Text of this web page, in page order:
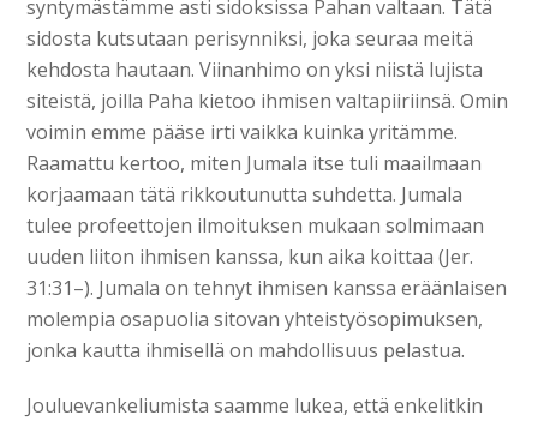
syntymästämme asti sidoksissa Pahan valtaan. Tätä
sidosta kutsutaan perisynniksi, joka seuraa meitä
kehdosta hautaan. Viinanhimo on yksi niistä lujista
siteistä, joilla Paha kietoo ihmisen valtapiiriinsä. Omin
voimin emme pääse irti vaikka kuinka yritämme.
Raamattu kertoo, miten Jumala itse tuli maailmaan
korjaamaan tätä rikkoutunutta suhdetta. Jumala
tulee profeettojen ilmoituksen mukaan solmimaan
uuden liiton ihmisen kanssa, kun aika koittaa (Jer.
31:31–). Jumala on tehnyt ihmisen kanssa eräänlaisen
molempia osapuolia sitovan yhteistyösopimuksen,
jonka kautta ihmisellä on mahdollisuus pelastua.
Jouluevankeliumista saamme lukea, että enkelitkin